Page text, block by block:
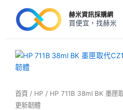
赫米資訊採購網
買便宜，找赫米
首頁 / HP / HP 711B 38ml BK 墨匣
更新韌體
HP
711B
38ml
墨
匣